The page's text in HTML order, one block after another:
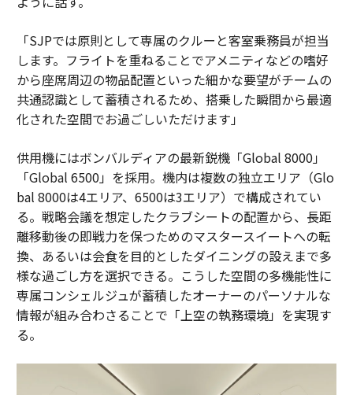
「SJPでは原則として専属のクルーと客室乗務員が担当
します。フライトを重ねることでアメニティなどの嗜好
から座席周辺の物品配置といった細かな要望がチームの
共通認識として蓄積されるため、搭乗した瞬間から最適
化された空間でお過ごしいただけます」
供用機にはボンバルディアの最新鋭機「Global 8000」
「Global 6500」を採用。機内は複数の独立エリア（Glo
bal 8000は4エリア、6500は3エリア）で構成されてい
る。戦略会議を想定したクラブシートの配置から、長距
離移動後の即戦力を保つためのマスタースイートへの転
換、あるいは会食を目的としたダイニングの設えまで多
様な過ごし方を選択できる。こうした空間の多機能性に
専属コンシェルジュが蓄積したオーナーのパーソナルな
情報が組み合わさることで「上空の執務環境」を実現す
る。